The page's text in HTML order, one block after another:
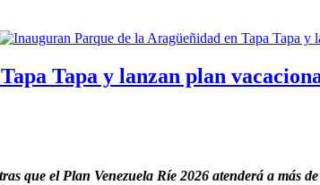
Tapa y lanzan plan
que el Plan Venezuela Ríe 2026 atenderá a más